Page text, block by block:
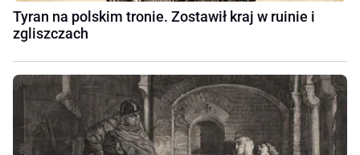
Tyran na polskim tronie. Zostawił kraj w ruinie i
zgliszczach